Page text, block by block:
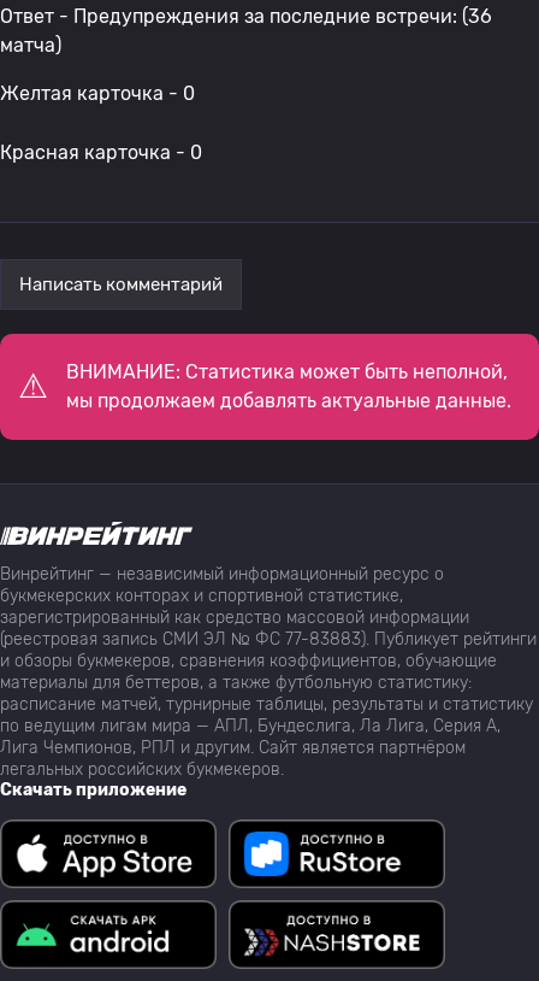
Ответ - Предупреждения за последние встречи: (36
матча)
Желтая карточка - 0
Красная карточка - 0
Написать комментарий
ВНИМАНИЕ: Статистика может быть неполной,
мы продолжаем добавлять актуальные данные.
Винрейтинг — независимый информационный ресурс о
букмекерских конторах и спортивной статистике,
зарегистрированный как средство массовой информации
(реестровая запись СМИ ЭЛ № ФС 77-83883). Публикует рейтинги
и обзоры букмекеров, сравнения коэффициентов, обучающие
материалы для беттеров, а также футбольную статистику:
расписание матчей, турнирные таблицы, результаты и статистику
по ведущим лигам мира — АПЛ, Бундеслига, Ла Лига, Серия А,
Лига Чемпионов, РПЛ и другим. Сайт является партнёром
легальных российских букмекеров.
Скачать приложение